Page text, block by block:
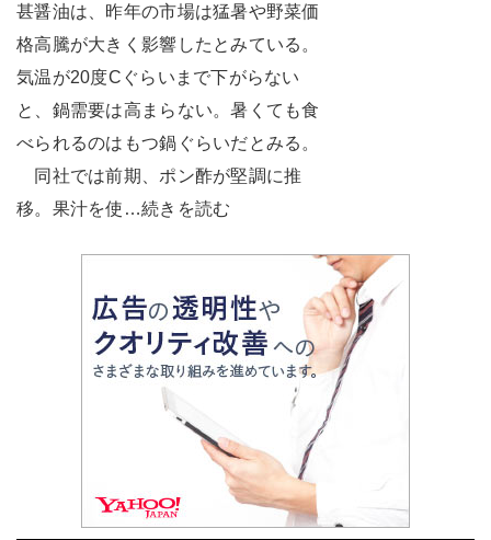
甚醤油は、昨年の市場は猛暑や野菜価
格高騰が大きく影響したとみている。
気温が20度Cぐらいまで下がらない
と、鍋需要は高まらない。暑くても食
べられるのはもつ鍋ぐらいだとみる。
同社では前期、ポン酢が堅調に推
移。果汁を使…続きを読む